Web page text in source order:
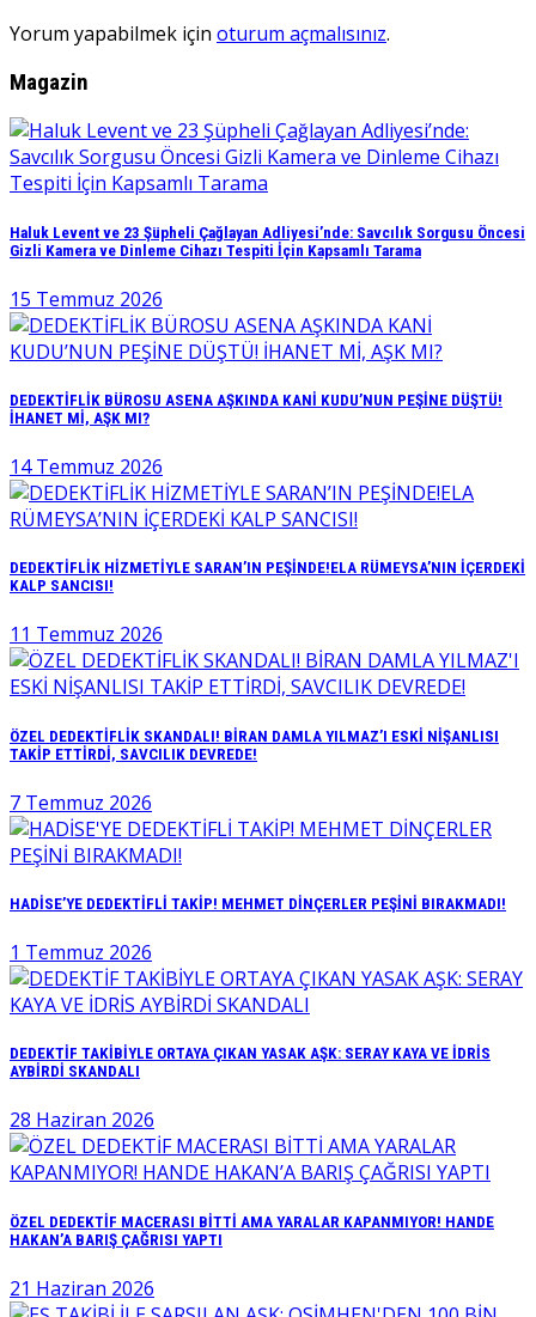
Yorum yapabilmek için oturum açmalısınız.
Magazin
Haluk Levent ve 23 Şüpheli Çağlayan Adliyesi’nde: Savcılık Sorgusu Öncesi
Gizli Kamera ve Dinleme Cihazı Tespiti İçin Kapsamlı Tarama
15 Temmuz 2026
DEDEKTİFLİK BÜROSU ASENA AŞKINDA KANİ KUDU’NUN PEŞİNE DÜŞTÜ!
İHANET Mİ, AŞK MI?
14 Temmuz 2026
DEDEKTİFLİK HİZMETİYLE SARAN’IN PEŞİNDE!ELA RÜMEYSA’NIN İÇERDEKİ
KALP SANCISI!
11 Temmuz 2026
ÖZEL DEDEKTİFLİK SKANDALI! BİRAN DAMLA YILMAZ’I ESKİ NİŞANLISI
TAKİP ETTİRDİ, SAVCILIK DEVREDE!
7 Temmuz 2026
HADİSE’YE DEDEKTİFLİ TAKİP! MEHMET DİNÇERLER PEŞİNİ BIRAKMADI!
1 Temmuz 2026
DEDEKTİF TAKİBİYLE ORTAYA ÇIKAN YASAK AŞK: SERAY KAYA VE İDRİS
AYBİRDİ SKANDALI
28 Haziran 2026
ÖZEL DEDEKTİF MACERASI BİTTİ AMA YARALAR KAPANMIYOR! HANDE
HAKAN’A BARIŞ ÇAĞRISI YAPTI
21 Haziran 2026